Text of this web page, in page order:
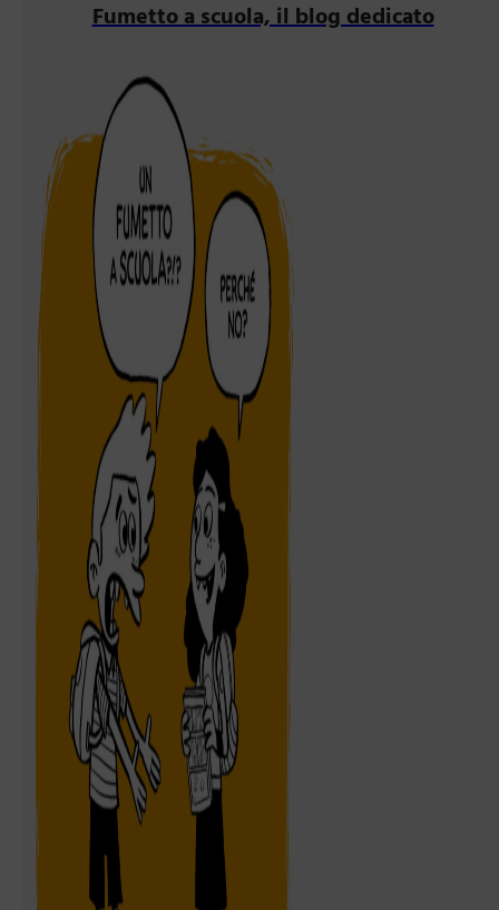
Fumetto a scuola, il blog dedicato